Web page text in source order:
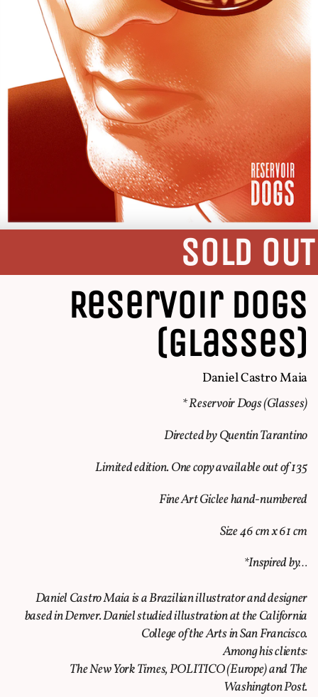
SOLD OUT
Reservoir Dogs
(Glasses)
Daniel Castro Maia
*Reservoir Dogs(Glasses)
Directed by Quentin Tarantino
Limited edition. One copy available out of 135
Fine Art Giclee hand-numbered
Size 46 cm x 61 cm
*Inspired by…
Daniel Castro Maia is a Brazilian illustrator and designer
based in Denver. Daniel studied illustration at the California
College of the Arts in San Francisco.
Among his clients:
The New York Times, POLITICO (Europe) and The
Washington Post.